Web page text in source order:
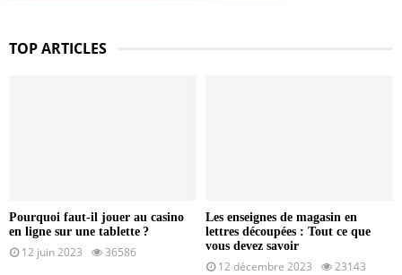
TOP ARTICLES
Pourquoi faut-il jouer au casino
en ligne sur une tablette ?
12 juin 2023 36586
Les enseignes de magasin en
lettres découpées : Tout ce que
vous devez savoir
12 décembre 2023 23143